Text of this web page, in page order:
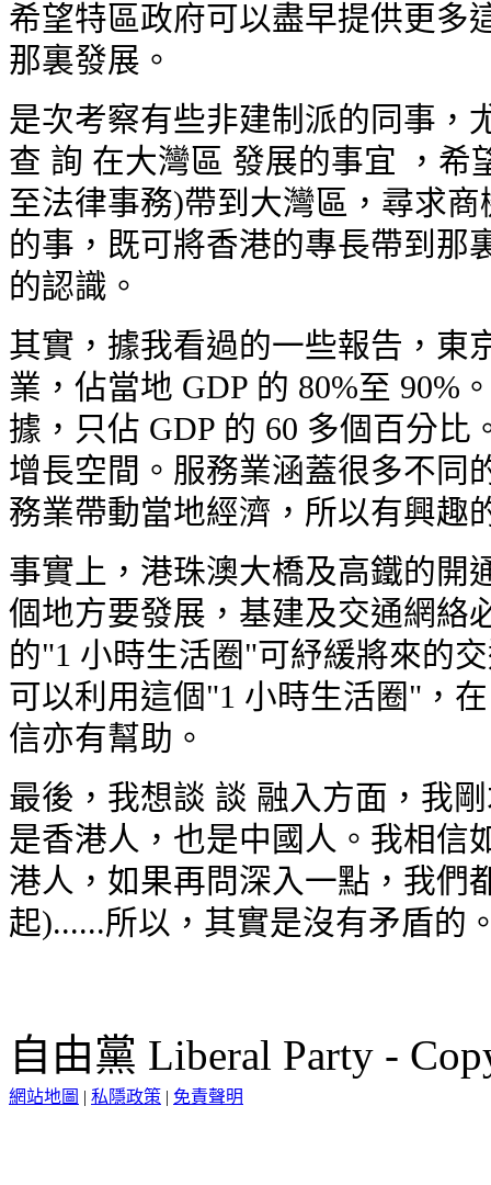
希望特區政府可以盡早提供更多
那裏發展。
是次考察有些非建制派的同事，
查 詢 在大灣區 發展的事宜 ，希
至法律事務)帶到大灣區，尋求
的事，既可將香港的專長帶到那
的認識。
其實，據我看過的一些報告，東
業，佔當地 GDP 的 80%至 90%
據，只佔 GDP 的 60 多個百分
增長空間。服務業涵蓋很多不同
務業帶動當地經濟，所以有興趣
事實上，港珠澳大橋及高鐵的開
個地方要發展，基建及交通網絡
的"1 小時生活圈"可紓緩將來的
可以利用這個"1 小時生活圈"，
信亦有幫助。
最後，我想談 談 融入方面，我
是香港人，也是中國人。我相信
港人，如果再問深入一點，我們
起)......所以，其實是沒有矛盾的
自由黨 Liberal Party -
網站地圖 | 私隱政策 | 免責聲明